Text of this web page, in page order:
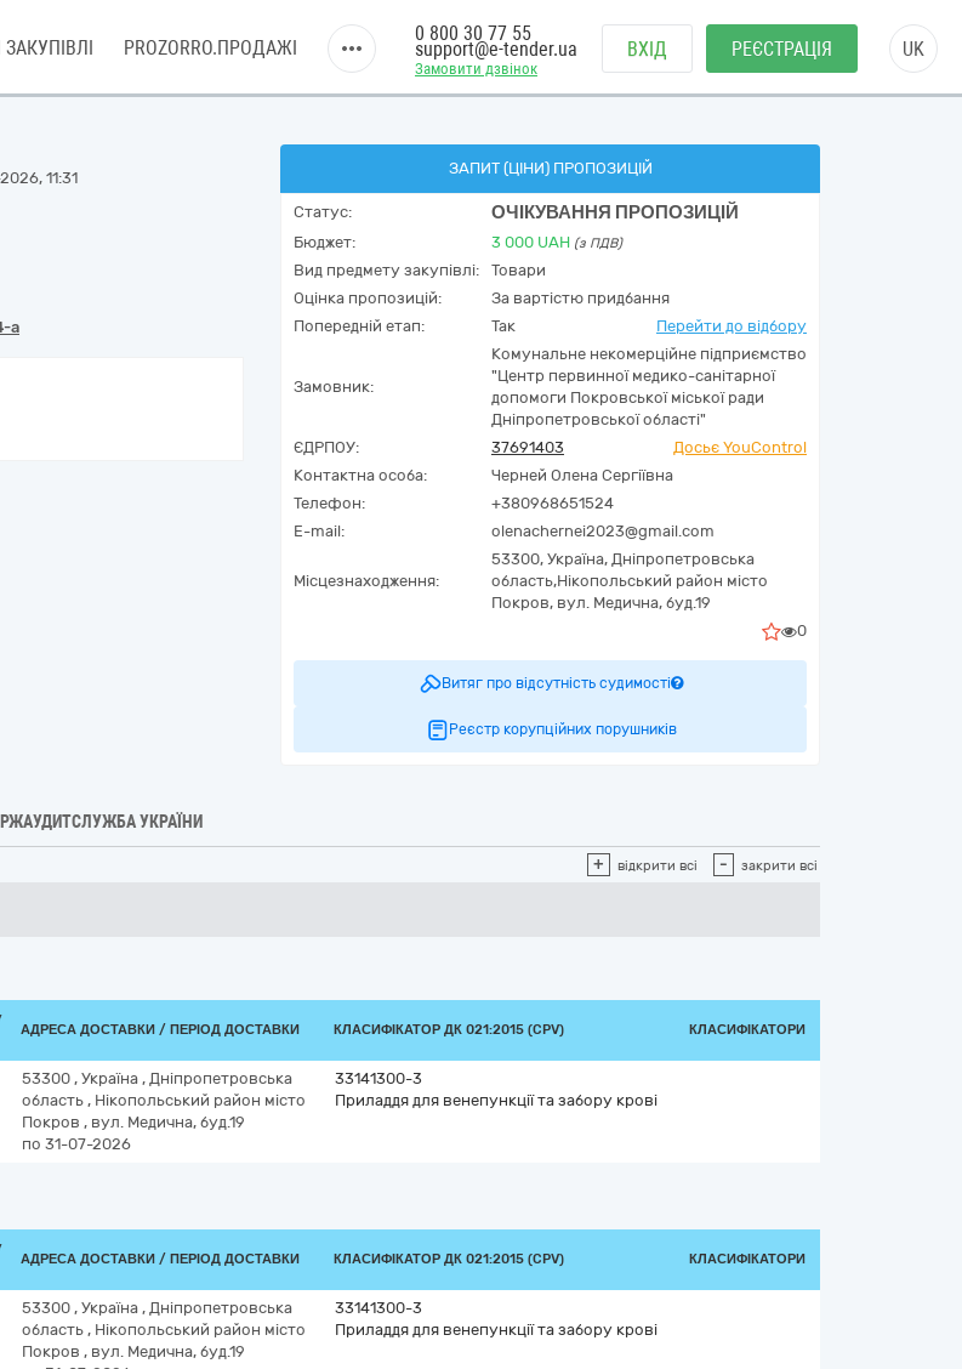
PROZORRO.ПРОДАЖІ
Замовити дзвінок
0 800 30 77 55
support@e-tender.ua ВХІД РЕЄСТРАЦІЯ UK
11:31
a
ЗАПИТ (ЦІНИ) ПРОПОЗИЦІЙ
Статус: ОЧІКУВАННЯ ПРОПОЗИЦІЙ
Бюджет: 3 000 UAH (з ПДВ)
Вид предмету закупівлі:
Товари
Оцінка пропозицій:
За вартістю придбання
Попередній етап:
Так Перейти до відбору
Замовник:
Комунальне некомерційне підприємство
"Центр первинної медико-санітарної
допомоги Покровської міської ради
Дніпропетровської області"
ЄДРПОУ:
37691403
Досьє YouControl
Контактна особа:
Черней Олена Сергіївна
Телефон:
+380968651524
E-mail:
olenachernei2023@gmail.com
Місцезнаходження:
53300, Україна, Дніпропетровська
область,Нікопольський район місто
Покров, вул. Медична, буд.19
0
Витяг про відсутність судимості
Реєстр корупційних порушників
УКРАЇНИ
+ відкрити всі - закрити всі
АДРЕСА ДОСТАВКИ / ПЕРІОД ДОСТАВКИ КЛАСИФІКАТОР ДК 021:2015 (CPV) КЛАСИФІКАТОРИ
53300 , Україна , Дніпропетровська
область , Нікопольський район місто
Покров , вул. Медична, буд.19
по 31-07-2026
33141300-3
Приладдя для венепункції та забору крові
АДРЕСА ДОСТАВКИ / ПЕРІОД ДОСТАВКИ КЛАСИФІКАТОР ДК 021:2015 (CPV) КЛАСИФІКАТОРИ
53300 , Україна , Дніпропетровська
область , Нікопольський район місто
Покров , вул. Медична, буд.19
33141300-3
Приладдя для венепункції та забору крові